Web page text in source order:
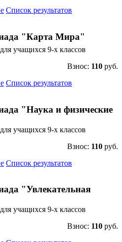
Список результатов
"Карта Мира"
учащихся 9-х классов
Взнос: 110 руб.
Список результатов
"Наука и физические
учащихся 9-х классов
Взнос: 110 руб.
Список результатов
"Увлекательная
учащихся 9-х классов
Взнос: 110 руб.